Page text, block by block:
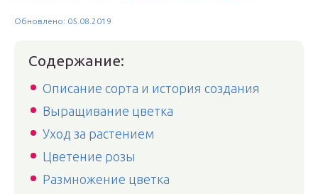
Обновлено: 05.08.2019
Содержание:
Описание сорта и история создания
Выращивание цветка
Уход за растением
Цветение розы
Размножение цветка